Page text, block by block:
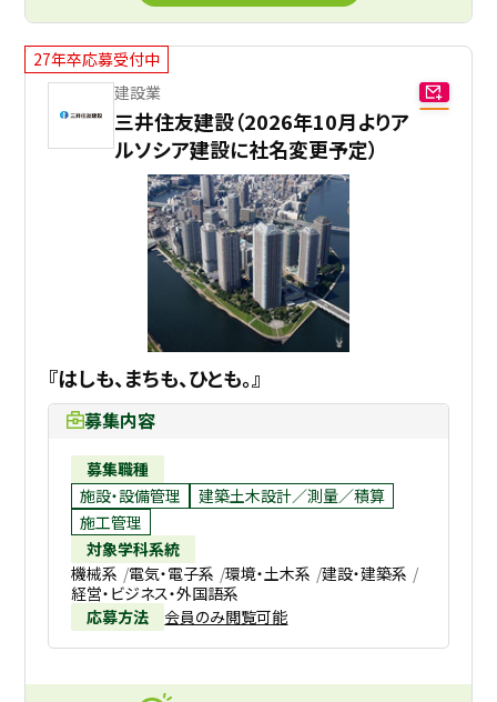
27年卒応募受付中
建設業
三井住友建設（2026年10月よりア
ルソシア建設に社名変更予定）
『はしも、まちも、ひとも。』
募集内容
募集職種
施設・設備管理
建築土木設計／測量／積算
施工管理
対象学科系統
機械系 電気・電子系 環境・土木系 建設・建築系
経営・ビジネス・外国語系
応募方法
会員のみ閲覧可能